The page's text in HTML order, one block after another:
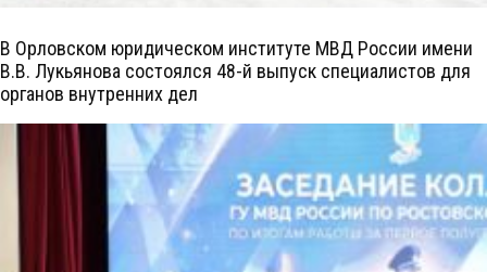
В Орловском юридическом институте МВД России имени
В.В. Лукьянова состоялся 48-й выпуск специалистов для
органов внутренних дел